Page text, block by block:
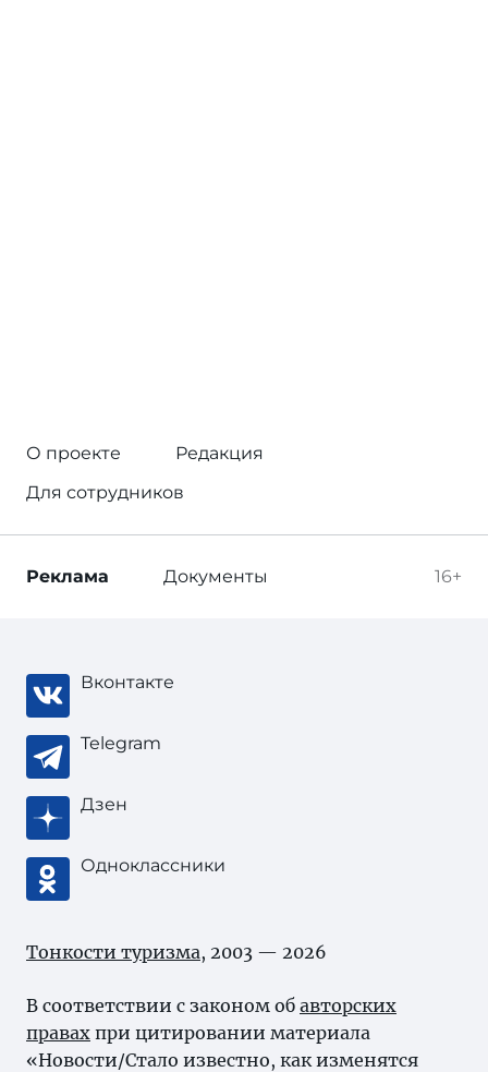
О проекте
Редакция
Для сотрудников
16+
Реклама Документы
Вконтакте
Telegram
Дзен
Одноклассники
Тонкости туризма, 2003 — 2026
В соответствии с законом об авторских
правах при цитировании материала
«Новости/Стало известно, как изменятся